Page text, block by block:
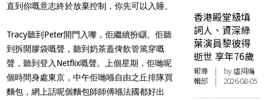
直到你嘅意志終於放棄控制，你先可以入睡。
Tracy聽到Peter開門入嚟，佢繼續扮瞓。佢聽
到拆開膠袋嘅聲，聽到奶茶蓋俾飲管篤穿嘅
聲，聽到登入Netflix嘅聲。上個星期，佢哋呢
個時間身處東京，中午佢哋喺自由之丘排隊買
麵包，網上話呢個麵包師師傅喺法國都好出
香港殿堂級填
詞人、資深綠
葉演員黎彼得
逝世 享年76歲
報導 | by 虛詞編
輯部 | 2026-08-05